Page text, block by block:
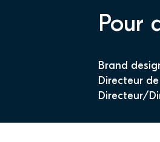
Pour
Brand
Directeur
Directeur/